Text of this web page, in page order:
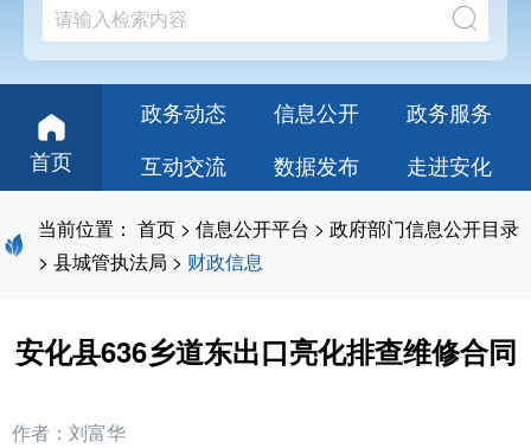
首页
政务动态 信息公开
政务服务
互动交流
数据发布 走进安化
当前位置： 首页 > 信息公开平台 > 政府部门信息公开目录
> 县城管执法局 > 财政信息
安化县636乡道东出口亮化排查维修合同
作者：刘富华